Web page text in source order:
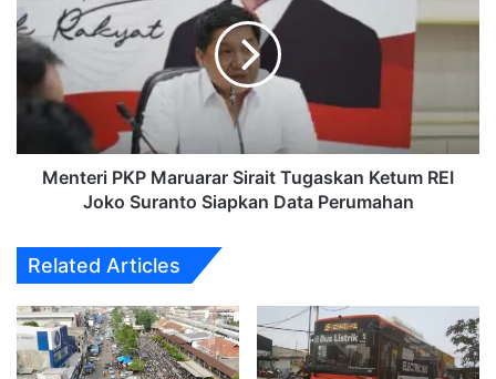
Maruarar
Sirait
Tugaskan
Ketum
Suranto
Siapkan
Menteri PKP Maruarar Sirait Tugaskan Ketum REI
Joko Suranto Siapkan Data Perumahan
Related Articles